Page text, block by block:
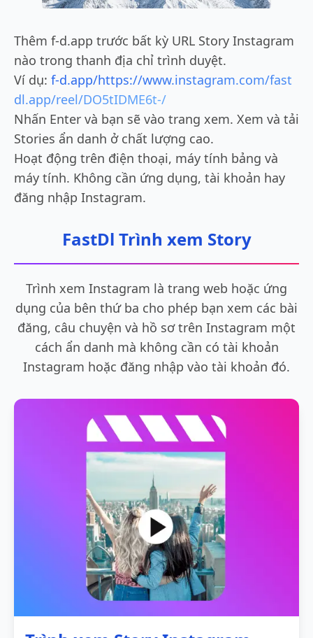
Thêm f-d.app trước bất kỳ URL Story Instagram
nào trong thanh địa chỉ trình duyệt.
Ví dụ: f-d.app/https://www.instagram.com/fast
dl.app/reel/DO5tIDME6t-/
Nhấn Enter và bạn sẽ vào trang xem. Xem và tải
Stories ẩn danh ở chất lượng cao.
Hoạt động trên điện thoại, máy tính bảng và
máy tính. Không cần ứng dụng, tài khoản hay
đăng nhập Instagram.
FastDl Trình xem Story
Trình xem Instagram là trang web hoặc ứng
dụng của bên thứ ba cho phép bạn xem các bài
đăng, câu chuyện và hồ sơ trên Instagram một
cách ẩn danh mà không cần có tài khoản
Instagram hoặc đăng nhập vào tài khoản đó.